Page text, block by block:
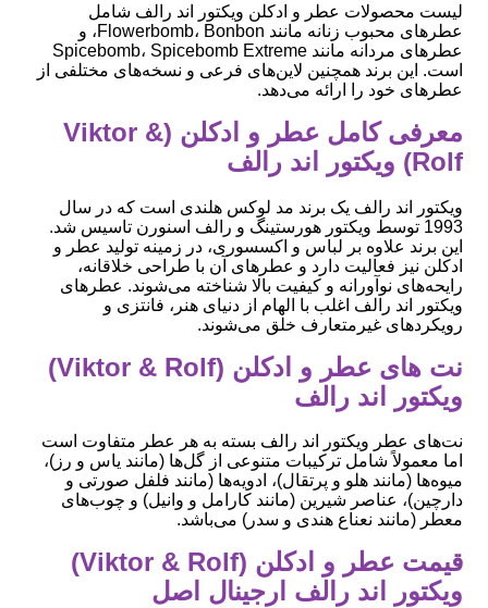
لیست محصولات عطر و ادکلن ویکتور اند رالف شامل
عطرهای محبوب زنانه مانند Flowerbomb، Bonbon، و
عطرهای مردانه مانند Spicebomb، Spicebomb Extreme
است. این برند همچنین لاین‌های فرعی و نسخه‌های مختلفی از
عطرهای خود را ارائه می‌دهد.
معرفی کامل عطر و ادکلن (Viktor &
Rolf) ویکتور اند رالف
ویکتور اند رالف یک برند مد لوکس هلندی است که در سال
1993 توسط ویکتور هورستینگ و رالف اسنورن تاسیس شد.
این برند علاوه بر لباس و اکسسوری، در زمینه تولید عطر و
ادکلن نیز فعالیت دارد و عطرهای آن با طراحی خلاقانه،
رایحه‌های نوآورانه و کیفیت بالا شناخته می‌شوند. عطرهای
ویکتور اند رالف اغلب با الهام از دنیای هنر، فانتزی و
رویکردهای غیرمتعارف خلق می‌شوند.
نت های عطر و ادکلن (Viktor & Rolf)
ویکتور اند رالف
نت‌های عطر ویکتور اند رالف بسته به هر عطر متفاوت است
اما معمولاً شامل ترکیبات متنوعی از گل‌ها (مانند یاس و رز)،
میوه‌ها (مانند هلو و پرتقال)، ادویه‌ها (مانند فلفل صورتی و
دارچین)، عناصر شیرین (مانند کارامل و وانیل) و چوب‌های
معطر (مانند نعناع هندی و سدر) می‌باشد.
قیمت عطر و ادکلن (Viktor & Rolf)
ویکتور اند رالف ارجینال اصل